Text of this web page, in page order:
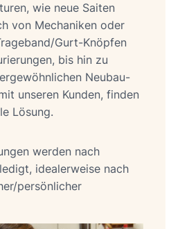
wie neue Saiten
von Mechaniken oder
Gurt-Knöpfen
bis hin zu
Neubau-
unseren Kunden, finden
Lösung.
werden nach
idealerweise nach
persönlicher